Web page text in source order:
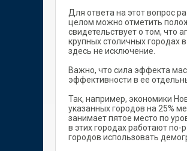
Для ответа на этот вопрос
целом можно отметить
свидетельствует о том, что
крупных столичных городах
здесь не исключение.
Важно, что сила эффекта
эффективности в ее
Так, например, экономики
указанных городов на 25%
занимает пятое место по
в этих городах работают
городов использовать